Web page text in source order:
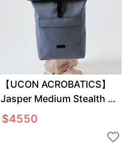
【UCON ACROBATICS】
Jasper Medium Stealth 後
背包
$4550